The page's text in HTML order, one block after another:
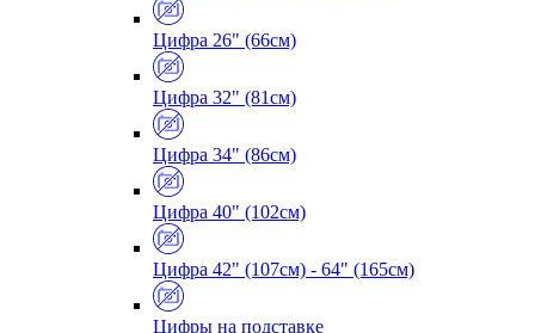
Цифра 26" (66см)
Цифра 32" (81см)
Цифра 34" (86см)
Цифра 40" (102см)
Цифра 42" (107см) - 64" (165см)
Цифры на подставке